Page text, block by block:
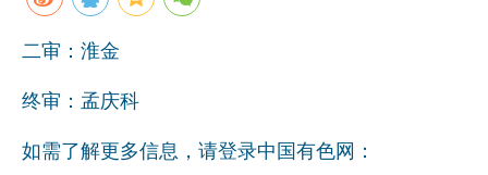
二审：淮金
终审：孟庆科
如需了解更多信息，请登录中国有色网：